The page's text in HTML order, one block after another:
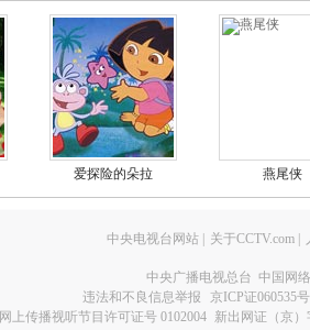
爱探险的朵拉 燕尾侠
中央电视台网站 关于CCTV.com
中央广播电视总台 中国网
违法和不良信息举报
京ICP证060535号
网上传播视听节目许可证号 0102004 新出网证（京）